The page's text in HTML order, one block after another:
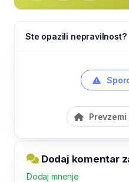
Ste opazili nepravilnost?
Dodaj komentar
Dodaj mnenje